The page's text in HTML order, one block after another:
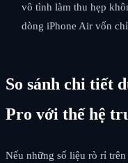
vô tình làm thu hẹp
dòng iPhone Air vốn
So sánh chi tiết
Pro với thế hệ
Nếu những số liệu rò rỉ